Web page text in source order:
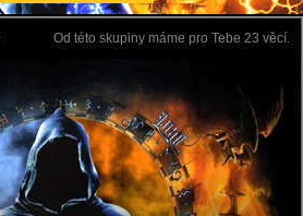
Seznam skupin
Od této skupiny máme pro Tebe 23 věcí.